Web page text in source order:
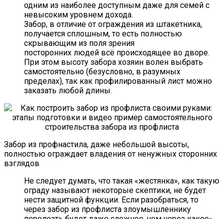
одним из наиболее доступным даже для семей с
невысоким уровнем дохода.
Забор, в отличие от ограждения из штакетника,
получается сплошным, то есть полностью
скрывающим из поля зрения
посторонних людей всё происходящее во дворе.
При этом высоту забора хозяин волен выбрать
самостоятельно (безусловно, в разумных
пределах), так как профилированный лист можно
заказать любой длины.
Забор из профнастила, даже небольшой высоты,
полностью ограждает владения от ненужных сторонних
взглядов
Не следует думать, что такая «жестянка», как такую
ограду называют некоторые скептики, не будет
нести защитной функции. Если разобраться, то
через забор из профлиста злоумышленнику